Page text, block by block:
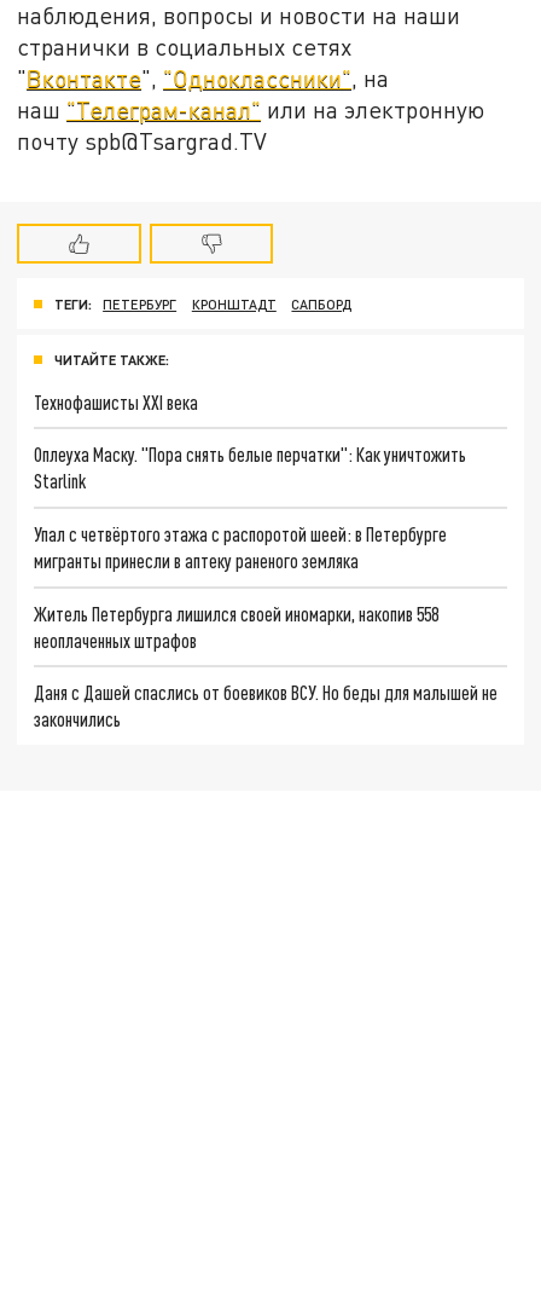
наблюдения, вопросы и новости на наши
странички в социальных сетях
"Вконтакте", "Одноклассники", на
наш "Телеграм-канал" или на электронную
почту spb@Tsargrad.TV
ТЕГИ: ПЕТЕРБУРГ КРОНШТАДТ САПБОРД
ЧИТАЙТЕ ТАКЖЕ:
Технофашисты XXI века
Оплеуха Маску. "Пора снять белые перчатки": Как уничтожить
Starlink
Упал с четвёртого этажа с распоротой шеей: в Петербурге
мигранты принесли в аптеку раненого земляка
Житель Петербурга лишился своей иномарки, накопив 558
неоплаченных штрафов
Даня с Дашей спаслись от боевиков ВСУ. Но беды для малышей не
закончились